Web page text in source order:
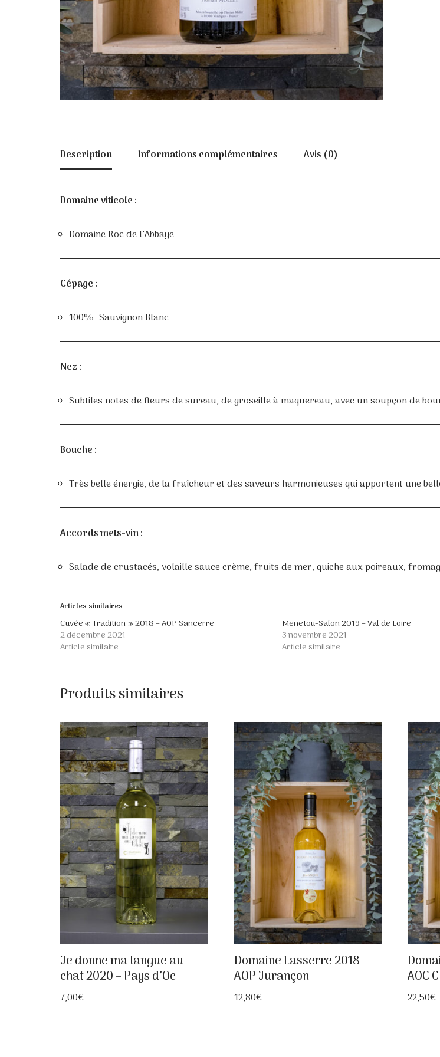
Description Informations complémentaires Avis (0)
Domaine viticole :
Domaine Roc de l’Abbaye
Cépage :
100% Sauvignon Blanc
Nez :
Subtiles notes de fleurs de sureau, de groseille à maquereau, avec un soupçon de
Bouche :
Très belle énergie, de la fraîcheur et des saveurs harmonieuses qui apportent une
Accords mets-vin :
Salade de crustacés, volaille sauce crème, fruits de mer, quiche aux poireaux,
Articles similaires
Cuvée « Tradition » 2018 – AOP Sancerre
2 décembre 2021
Article similaire
Menetou-Salon 2019 – Val de Loire
3 novembre 2021
Article similaire
Produits similaires
Je donne ma langue au
chat 2020 – Pays d’Oc
7,00€
Domaine Lasserre 2018 –
AOP Jurançon
12,80€
AOC
22,50€